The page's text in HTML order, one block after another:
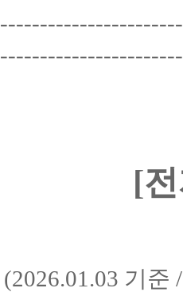
[
(2026.01.03 기